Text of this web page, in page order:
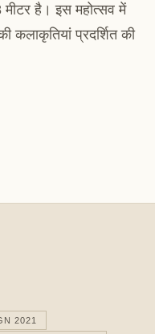
है। इस महोत्सव में
कलाकृतियां प्रदर्शित की
2021